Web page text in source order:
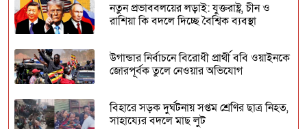
নতুন প্রভাববলয়ের লড়াই: যুক্তরাষ্ট্র, চীন ও
রাশিয়া কি বদলে দিচ্ছে বৈশ্বিক ব্যবস্থা
উগান্ডার নির্বাচনে বিরোধী প্রার্থী ববি ওয়াইনকে
জোরপূর্বক তুলে নেওয়ার অভিযোগ
বিহারে সড়ক দুর্ঘটনায় সপ্তম শ্রেণির ছাত্র নিহত,
সাহায্যের বদলে মাছ লুট